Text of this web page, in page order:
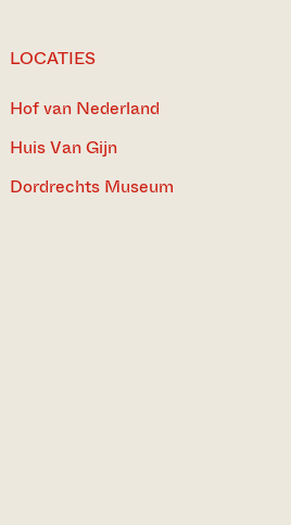
LOCATIES
Hof van Nederland
Huis Van Gijn
Dordrechts Museum